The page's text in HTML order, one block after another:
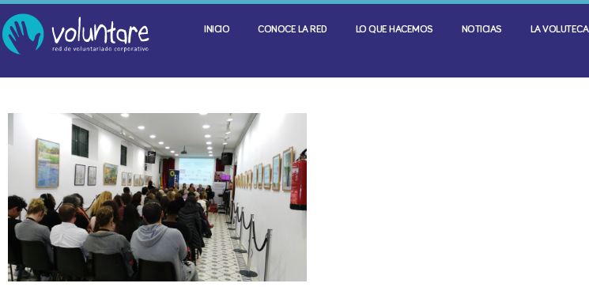
INICIO CONOCE LA RED LO QUE HACEMOS NOTICIAS LA VOLUTECA